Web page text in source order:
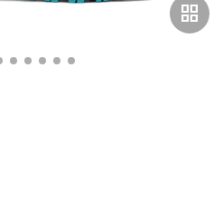
grid_view